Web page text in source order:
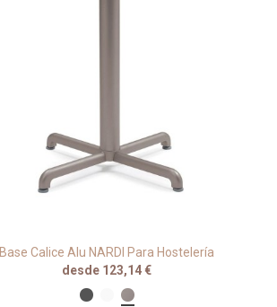
Base Calice Alu NARDI Para Hostelería
desde 123,14 €